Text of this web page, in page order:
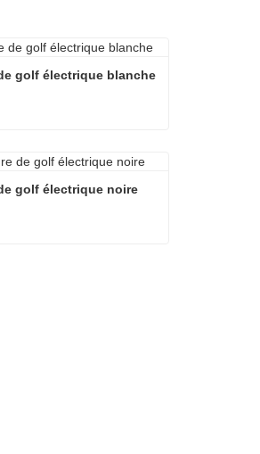
golf électrique blanche
maintenant
golf électrique noire